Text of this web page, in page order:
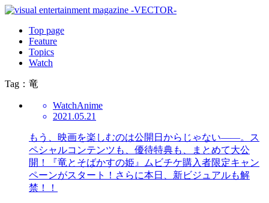
Top page
Feature
Topics
Watch
Tag：竜
WatchAnime
2021.05.21
もう、映画を楽しむのは公開日からじゃない――。ス
ペシャルコンテンツも、優待特典も、まとめて大公
開！『竜とそばかすの姫』ムビチケ購入者限定キャン
ペーンがスタート！さらに本日、新ビジュアルも解
禁！！